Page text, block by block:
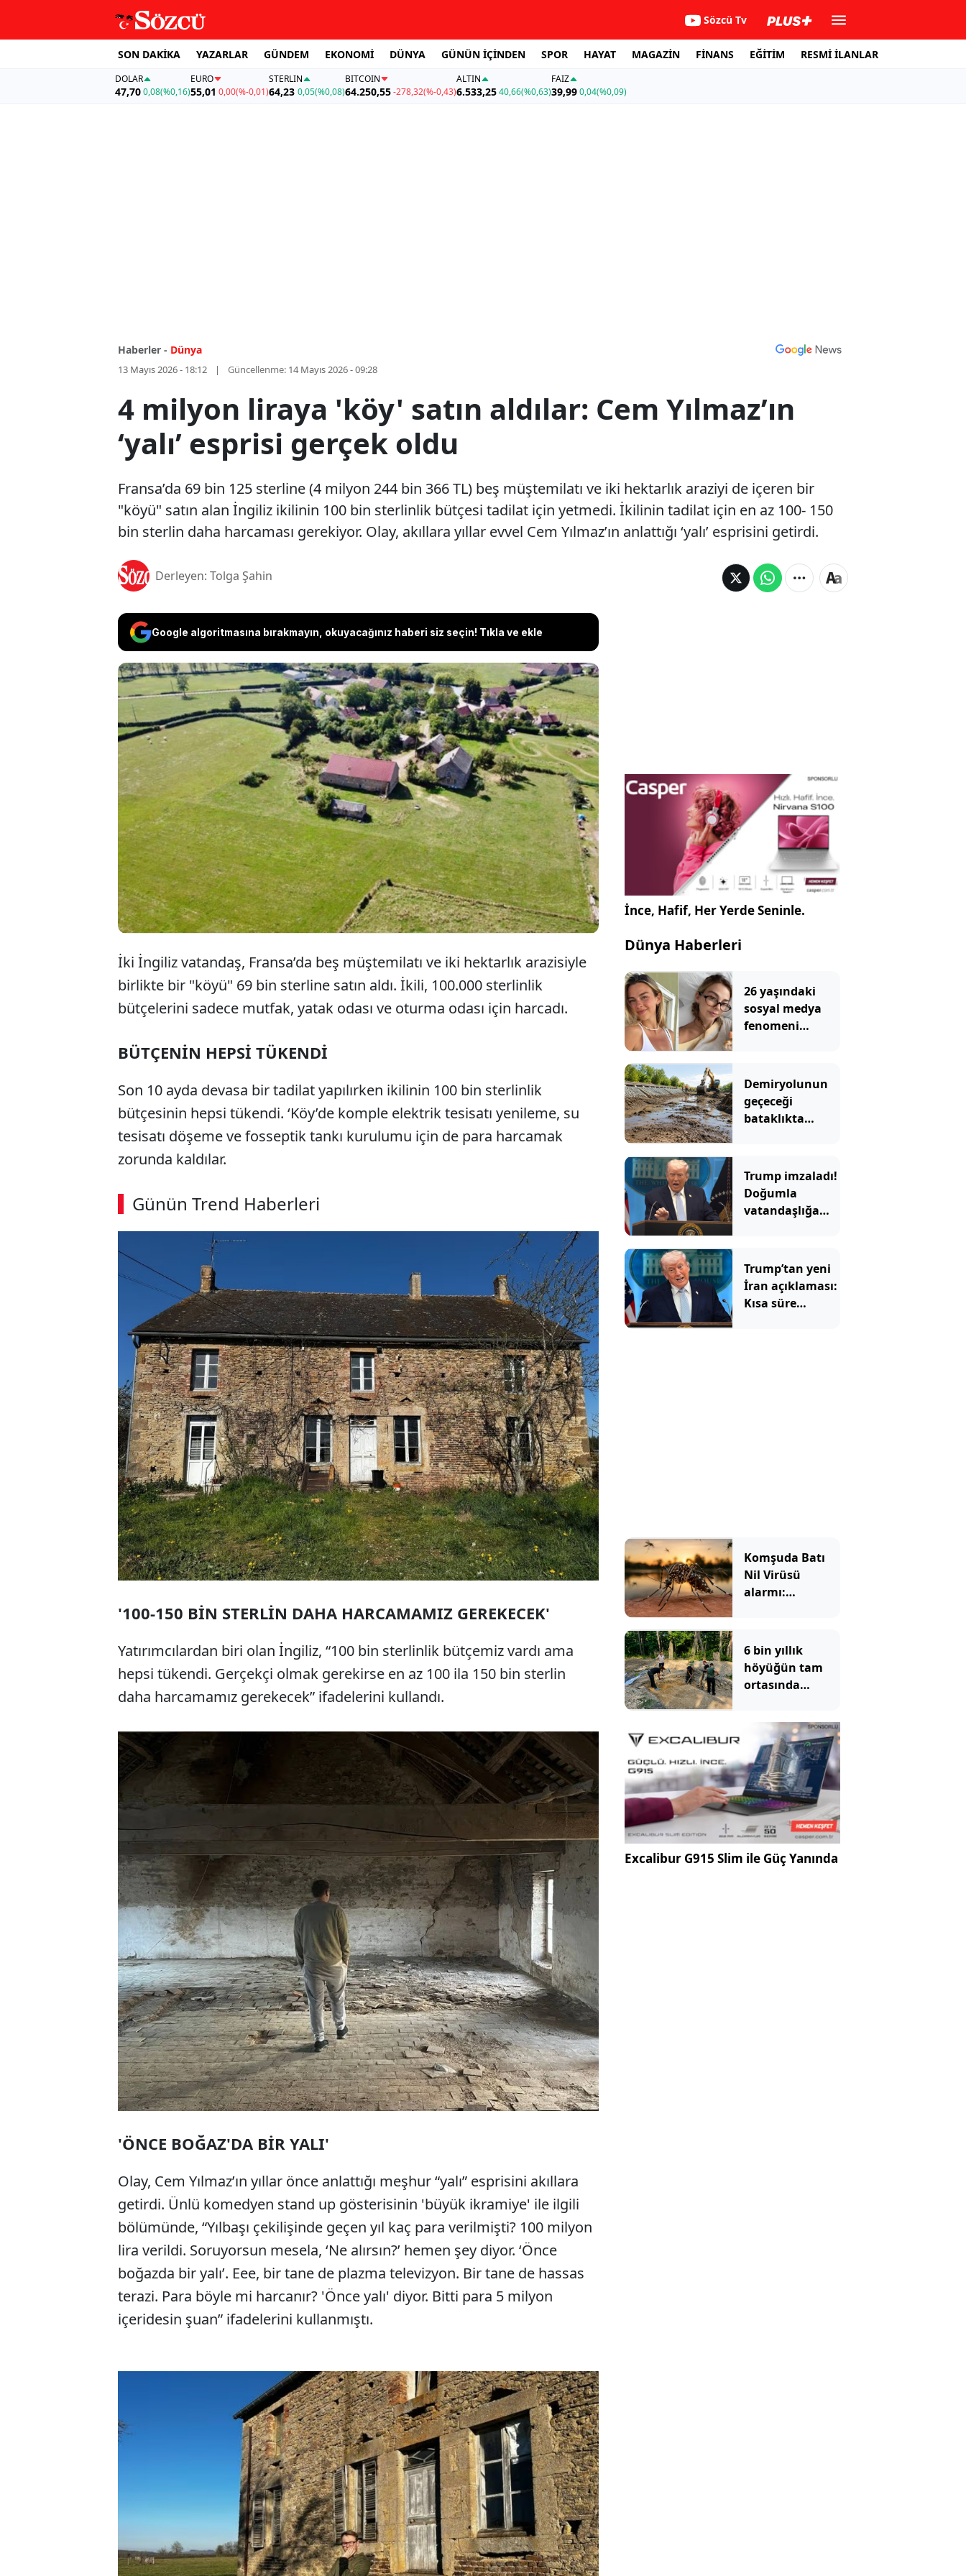
Sözcü Tv
SON DAKİKA YAZARLAR GÜNDEM EKONOMİ DÜNYA GÜNÜN İÇİNDEN SPOR HAYAT MAGAZİN FİNANS EĞİTİM RESMİ İLANLAR
DOLAR
47,700,08(%0,16)
EURO
55,01 0,00(%-0,01)
STERLIN
64,23 0,05(%0,08)
BITCOIN
64.250,55-278,32(%-0,43)
ALTIN
6.533,2540,66(%0,63)
FAİZ
39,990,04(%0,09)
Haberler - Dünya
13 Mayıs 2026 - 18:12 Güncellenme: 14 Mayıs 2026 - 09:28
4 milyon liraya 'köy' satın aldılar: Cem Yılmaz’ın
‘yalı’ esprisi gerçek oldu
Fransa’da 69 bin 125 sterline (4 milyon 244 bin 366 TL) beş müştemilatı ve iki hektarlık araziyi de içeren bir
"köyü" satın alan İngiliz ikilinin 100 bin sterlinlik bütçesi tadilat için yetmedi. İkilinin tadilat için en az 100- 150
bin sterlin daha harcaması gerekiyor. Olay, akıllara yıllar evvel Cem Yılmaz’ın anlattığı ‘yalı’ esprisini getirdi.
Derleyen: Tolga Şahin
Google algoritmasına bırakmayın, okuyacağınız haberi siz seçin! Tıkla ve ekle
Fransa’da 69 bin 125 sterline (4 milyon 244 bin 366 TL) beş
müştemilatı ve iki hektarlık araziyi de içeren bir "köyü" satın alan
İngiliz ikilinin 100 bin sterlinlik bütçesi tadilat için yetmedi. İkilinin
tadilat için en az 100- 150 bin sterlin daha harcaması gerekiyor. Olay,
akıllara yıllar evvel Cem Yılmaz’ın anlattığı ‘yalı’ esprisini getirdi.
İki İngiliz vatandaş, Fransa’da beş müştemilatı ve iki hektarlık arazisiyle
birlikte bir "köyü" 69 bin sterline satın aldı. İkili, 100.000 sterlinlik
bütçelerini sadece mutfak, yatak odası ve oturma odası için harcadı.
BÜTÇENİN HEPSİ TÜKENDİ
Son 10 ayda devasa bir tadilat yapılırken ikilinin 100 bin sterlinlik
bütçesinin hepsi tükendi. ‘Köy’de komple elektrik tesisatı yenileme, su
tesisatı döşeme ve fosseptik tankı kurulumu için de para harcamak
zorunda kaldılar.
Günün Trend Haberleri
00:03 / 09:08
Sesi Aç
'100-150 BİN STERLİN DAHA HARCAMAMIZ GEREKECEK'
Yatırımcılardan biri olan İngiliz, “100 bin sterlinlik bütçemiz vardı ama
hepsi tükendi. Gerçekçi olmak gerekirse en az 100 ila 150 bin sterlin
daha harcamamız gerekecek” ifadelerini kullandı.
'ÖNCE BOĞAZ'DA BİR YALI'
Olay, Cem Yılmaz’ın yıllar önce anlattığı meşhur “yalı” esprisini akıllara
getirdi. Ünlü komedyen stand up gösterisinin 'büyük ikramiye' ile ilgili
bölümünde, “Yılbaşı çekilişinde geçen yıl kaç para verilmişti? 100 milyon
lira verildi. Soruyorsun mesela, ‘Ne alırsın?’ hemen şey diyor. ‘Önce
boğazda bir yalı’. Eee, bir tane de plazma televizyon. Bir tane de hassas
terazi. Para böyle mi harcanır? 'Önce yalı' diyor. Bitti para 5 milyon
içeridesin şuan” ifadelerini kullanmıştı.
İnce, Hafif, Her Yerde Seninle.
Dünya Haberleri
26 yaşındaki
sosyal medya
fenomeni
kaybetti
Demiryolunun
geçeceği
bataklıkta
Trump imzaladı!
Doğumla
vatandaşlığa
Trump’tan yeni
İran açıklaması:
Kısa süre
Komşuda Batı
Nil Virüsü
alarmı:
sayısı hızla
artıyor
6 bin yıllık
höyüğün tam
ortasında
Yıllardır kimse
fark etmemiş
Excalibur G915 Slim ile Güç Yanında